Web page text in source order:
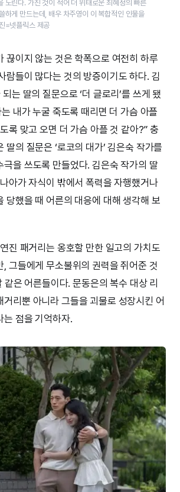
노린다. 가진 것이 적어 더 위태로운 최혜정의 빠른
하게 만드는데, 배우 차주영이 이 복합적인 인물을
=넷플릭스 제공
끊이지 않는 것은 학폭으로 여전히 하루
람들이 많다는 것의 방증이기도 하다. 김
는 딸의 질문으로 ‘더 글로리’를 쓰게 됐
내가 누굴 죽도록 때리면 더 가슴 아플
록 맞고 오면 더 가슴 아플 것 같아?” 충
딸의 질문은 ‘로코의 대가’ 김은숙 작가를
극을 쓰도록 만들었다. 김은숙 작가의 딸
아가 자식이 밖에서 폭력을 자행했거나
당했을 때 어른의 대응에 대해 생각해 보
진 패거리는 옹호할 만한 일고의 가치도
, 그들에게 무소불위의 권력을 쥐어준 것
같은 어른들이다. 문동은의 복수 대상 리
거리뿐 아니라 그들을 괴물로 성장시킨 어
는 점을 기억하자.